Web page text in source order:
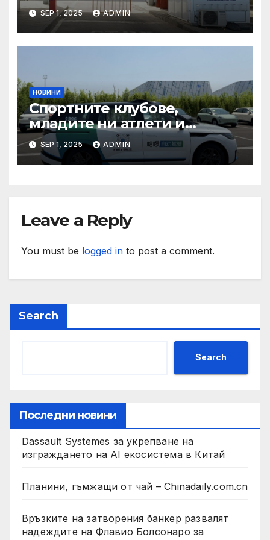
туризма и контролните
органи откриха нарушения
при пътувания
SEP 1, 2025 ADMIN
НОВИНИ
Спортните клубове,
младите ни атлети и
техните треньори имат
нужда от нашата подкрепа
и ние ще им я осигурим
SEP 1, 2025 ADMIN
Leave a Reply
You must be logged in to post a comment.
Search
Search
Последни новини
Dassault Systemes за укрепване на
изграждането на AI екосистема в Китай
Планини, гъмжащи от чай – Chinadaily.com.cn
Връзките на затворения банкер развалят
надеждите на Флавио Болсонаро за